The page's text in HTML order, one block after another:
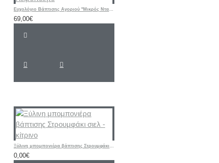
Ευχολόγιο Βάπτισης Αγοριού "Μικρός Νταής" | Χειροποίητο
69,00€
Ξύλινη μπομπονιέρα βάπτισης Στρουμφάκι σιελ - κίτρινο
0,00€